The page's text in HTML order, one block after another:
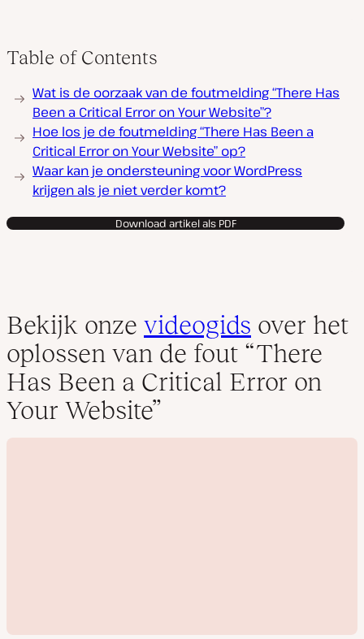
Table of Contents
Wat is de oorzaak van de foutmelding “There Has
Been a Critical Error on Your Website”?
Hoe los je de foutmelding “There Has Been a
Critical Error on Your Website” op?
Waar kan je ondersteuning voor WordPress
krijgen als je niet verder komt?
Download artikel als PDF
Bekijk onze videogids over het
oplossen van de fout “There
Has Been a Critical Error on
Your Website”